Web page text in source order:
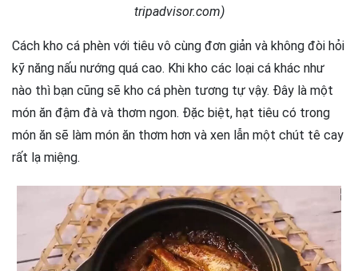
tripadvisor.com)
Cách kho cá phèn với tiêu vô cùng đơn giản và không đòi hỏi
kỹ năng nấu nướng quá cao. Khi kho các loại cá khác như
nào thì bạn cũng sẽ kho cá phèn tương tự vậy. Đây là một
món ăn đậm đà và thơm ngon. Đặc biệt, hạt tiêu có trong
món ăn sẽ làm món ăn thơm hơn và xen lẫn một chút tê cay
rất lạ miệng.